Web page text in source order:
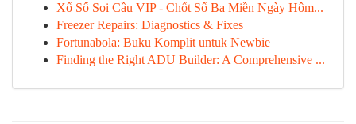
Xổ Số Soi Cầu VIP - Chốt Số Ba Miền Ngày Hôm...
Freezer Repairs: Diagnostics & Fixes
Fortunabola: Buku Komplit untuk Newbie
Finding the Right ADU Builder: A Comprehensive ...